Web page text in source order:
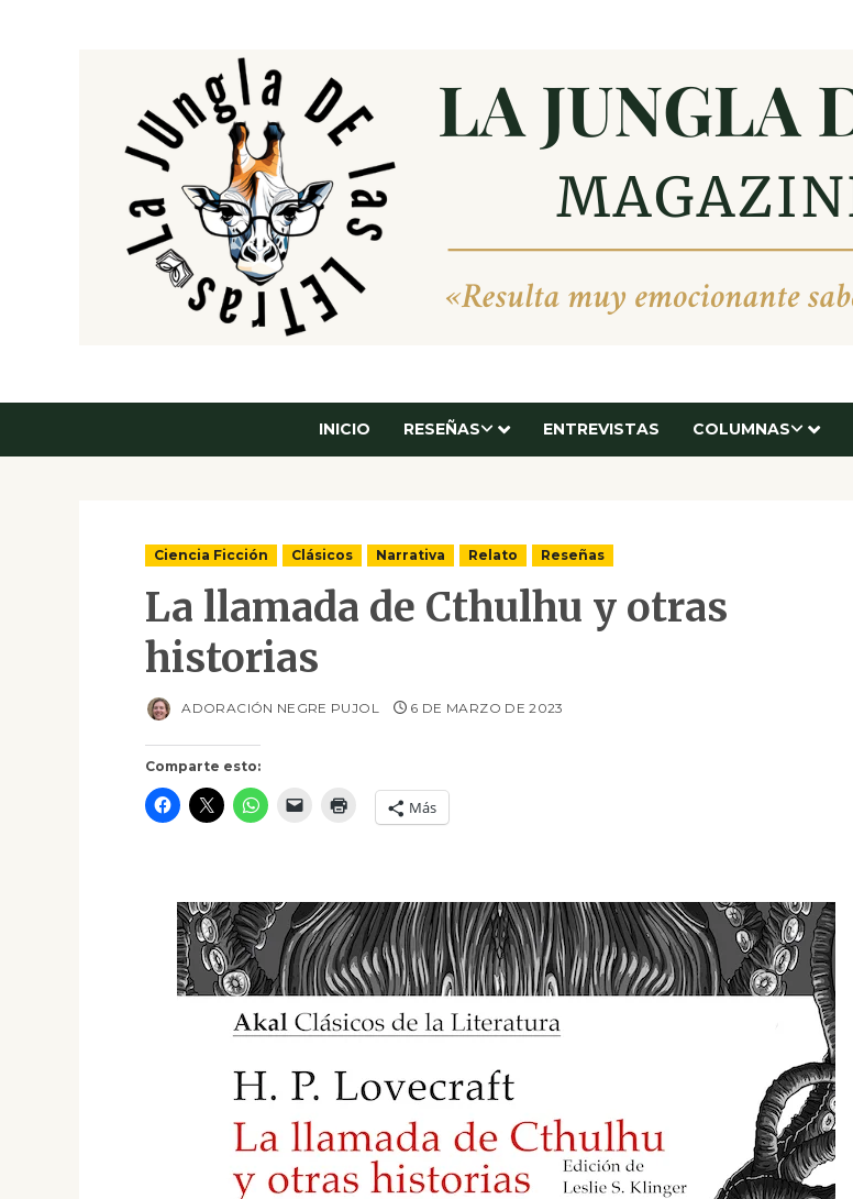
INICIO RESEÑAS ENTREVISTAS COLUMNAS
Ciencia Ficción Clásicos Narrativa Relato Reseñas
La llamada de Cthulhu y otras
historias
Comparte esto:
Más
ADORACIÓN NEGRE PUJOL 6 DE MARZO DE 2023